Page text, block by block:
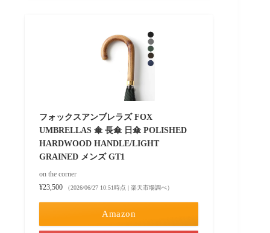
フォックスアンブレラズ FOX
UMBRELLAS 傘 長傘 日傘 POLISHED
HARDWOOD HANDLE/LIGHT
GRAINED メンズ GT1
on the corner
¥23,500
（2026/06/27 10:51時点 | 楽天市場調べ）
Amazon